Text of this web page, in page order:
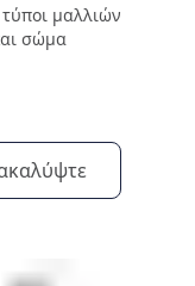
μαλλιών
σώμα